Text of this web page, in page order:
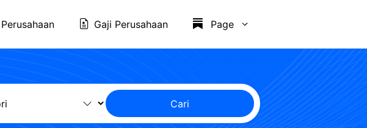
Perusahaan Gaji Perusahaan Page
Cari